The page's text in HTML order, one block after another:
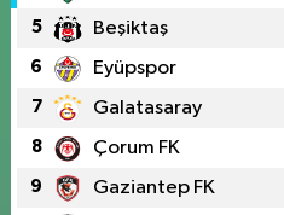
5 Beşiktaş
6 Eyüpspor
7 Galatasaray
8 Çorum FK
9 Gaziantep FK